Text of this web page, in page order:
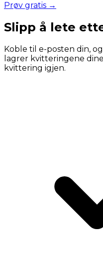
Prøv gratis →
Slipp å lete
Koble til e-posten din,
lagrer kvitteringene
kvittering igjen.